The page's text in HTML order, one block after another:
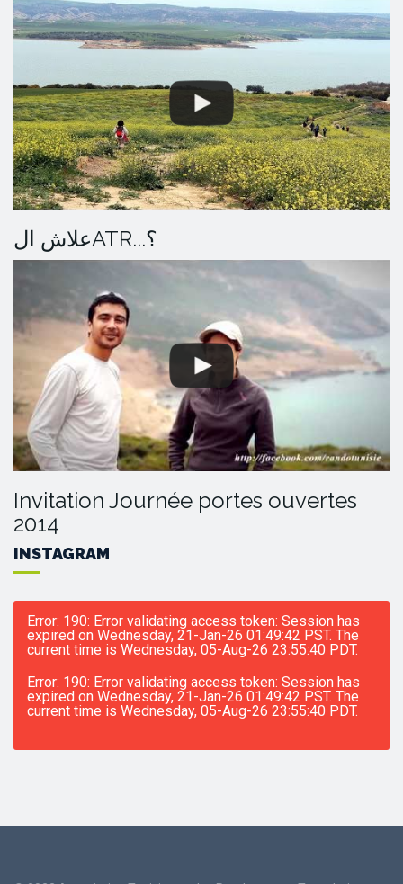
علاش الATR...؟
Invitation Journée portes ouvertes
2014
INSTAGRAM
Error: 190: Error validating access token: Session has
expired on Wednesday, 21-Jan-26 01:49:42 PST. The
current time is Wednesday, 05-Aug-26 23:55:40 PDT.
Error: 190: Error validating access token: Session has
expired on Wednesday, 21-Jan-26 01:49:42 PST. The
current time is Wednesday, 05-Aug-26 23:55:40 PDT.